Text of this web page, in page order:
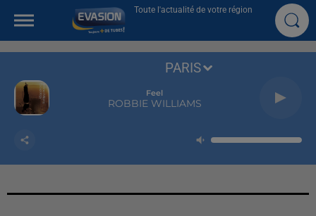
Toute l'actualité de votre région
Feel
ROBBIE WILLIAMS
PARIS